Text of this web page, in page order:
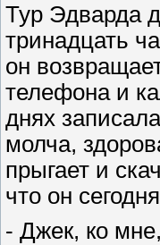
Тур Эдварда
тринадцать
он
телефона и
днях
молча,
прыгает и
что он
- Джек, ко